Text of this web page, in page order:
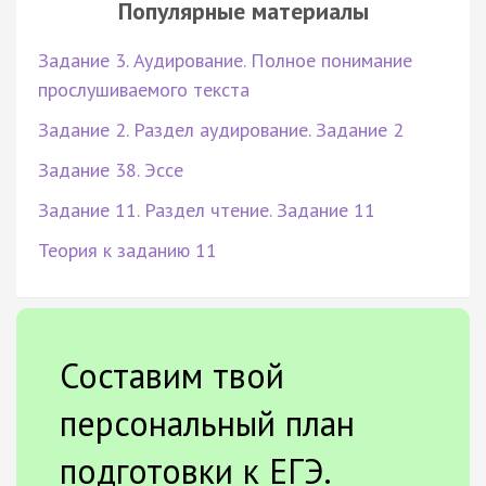
Популярные материалы
Задание 3. Аудирование. Полное понимание
прослушиваемого текста
Задание 2. Раздел аудирование. Задание 2
Задание 38. Эссе
Задание 11. Раздел чтение. Задание 11
Теория к заданию 11
Составим твой
персональный план
подготовки к ЕГЭ.